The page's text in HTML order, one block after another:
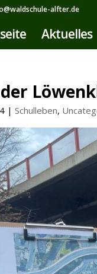
alfter.de
Aktuelles
| Schulleben,